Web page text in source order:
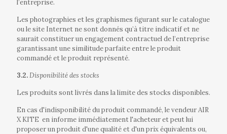
l’entreprise.
Les photographies et les graphismes figurant sur le catalogue
ou le site Internet ne sont donnés qu’à titre indicatif et ne
saurait constituer un engagement contractuel de l’entreprise
garantissant une similitude parfaite entre le produit
commandé et le produit représenté.
3.2.Disponibilité des stocks
Les produits sont livrés dans la limite des stocks disponibles.
En cas d'indisponibilité du produit commandé, le vendeur AIR
X KITE en informe immédiatement l'acheteur et peut lui
proposer un produit d'une qualité et d'un prix équivalents ou,